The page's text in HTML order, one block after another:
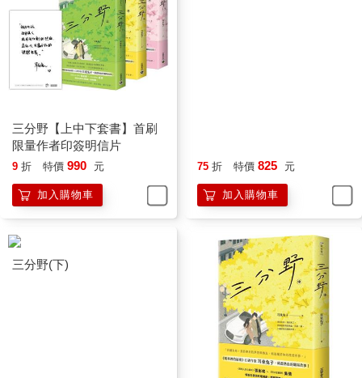
三分野【上中下套書】首刷
限量作者印簽明信片
9 折 特價 990 元
加入購物車
75 折 特價 825 元
加入購物車